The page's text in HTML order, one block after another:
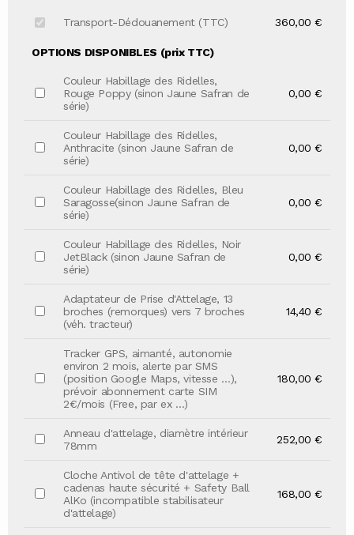
Transport-Dédouanement (TTC) 360,00 €
OPTIONS DISPONIBLES (prix TTC)
Couleur Habillage des Ridelles,
Rouge Poppy (sinon Jaune Safran de
série)
0,00 €
Couleur Habillage des Ridelles,
Anthracite (sinon Jaune Safran de
série)
0,00 €
Couleur Habillage des Ridelles, Bleu
Saragosse(sinon Jaune Safran de
série)
0,00 €
Couleur Habillage des Ridelles, Noir
JetBlack (sinon Jaune Safran de
série)
0,00 €
Adaptateur de Prise d'Attelage, 13
broches (remorques) vers 7 broches
(véh. tracteur)
14,40 €
Tracker GPS, aimanté, autonomie
environ 2 mois, alerte par SMS
(position Google Maps, vitesse …),
prévoir abonnement carte SIM
2€/mois (Free, par ex …)
180,00 €
Anneau d'attelage, diamètre intérieur
78mm
252,00 €
Cloche Antivol de tête d'attelage +
cadenas haute sécurité + Safety Ball
AlKo (incompatible stabilisateur
d'attelage)
168,00 €